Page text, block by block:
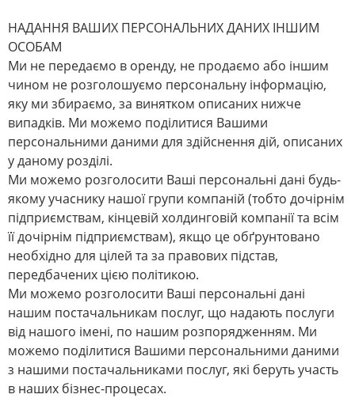
НАДАННЯ ВАШИХ ПЕРСОНАЛЬНИХ ДАНИХ ІНШИМ
ОСОБАМ
Ми не передаємо в оренду, не продаємо або іншим
чином не розголошуємо персональну інформацію,
яку ми збираємо, за винятком описаних нижче
випадків. Ми можемо поділитися Вашими
персональними даними для здійснення дій, описаних
у даному розділі.
Ми можемо розголосити Ваші персональні дані будь-
якому учаснику нашої групи компаній (тобто дочірнім
підприємствам, кінцевій холдинговій компанії та всім
її дочірнім підприємствам), якщо це обґрунтовано
необхідно для цілей та за правових підстав,
передбачених цією політикою.
Ми можемо розголосити Ваші персональні дані
нашим постачальникам послуг, що надають послуги
від нашого імені, по нашим розпорядженням. Ми
можемо поділитися Вашими персональними даними
з нашими постачальниками послуг, які беруть участь
в наших бізнес-процесах.